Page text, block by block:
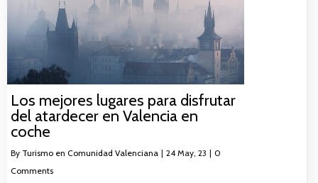
Los mejores lugares para disfrutar
del atardecer en Valencia en
coche
By Turismo en Comunidad Valenciana | 24 May, 23 | 0
Comments